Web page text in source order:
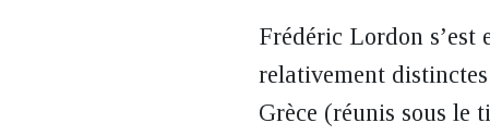
Frédéric Lordon
relativement
Grèce (réunis sous le